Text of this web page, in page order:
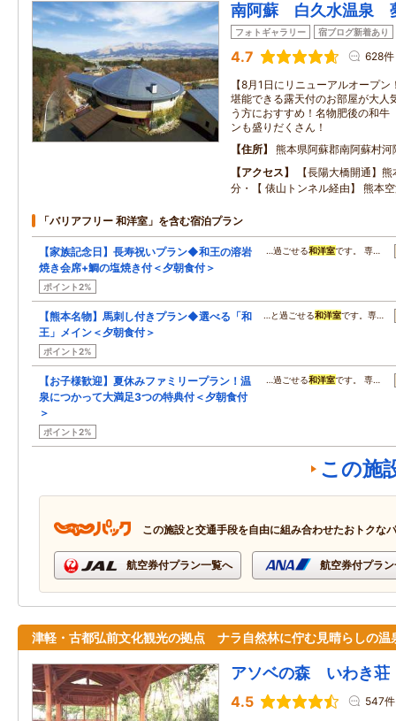
南阿蘇 白久水温泉
フォトギャラリー 宿ブログ新着あり
4.7 628件
【8月1日にリニューアルオープ
堪能できる露天付のお部屋が大人
う方におすすめ！名物肥後の和牛
ンも盛りだくさん！
住所
熊本県阿蘇郡南阿蘇村
アクセス
【長陽大橋開通】
分・【 俵山トンネル経由】 熊本
「バリアフリー 和洋室」を含む宿泊プラン
【家族記念日】長寿祝いプラン◆和王の溶岩
焼き会席+鯛の塩焼き付＜夕朝食付＞
ポイント2%
…過ごせる和洋室です。 専…
【熊本名物】馬刺し付きプラン◆選べる「和
王」メイン＜夕朝食付＞
ポイント2%
…と過ごせる和洋室です。専…
【お子様歓迎】夏休みファミリープラン！温
泉につかって大満足3つの特典付＜夕朝食付
＞
ポイント2%
…過ごせる和洋室です。 専…
この施
この施設と交通手段を自由に組み合わせたおトクな
航空券付プラン一覧へ 航空券付プラ
津軽・古都弘前文化観光の拠点 ナラ自然林に佇む見晴らしの温
アソベの森 いわき荘
4.5 547件